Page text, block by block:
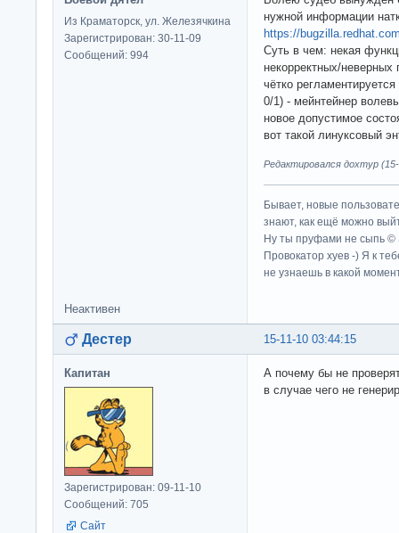
Из Краматорск, ул. Железячкина
Зарегистрирован: 30-11-09
Сообщений: 994
нужной информации
https://
Суть в чем: некая
некорректных/неверных
чётко
0/1) - мейнтейнер
новое допустимое
вот такой линуксовый
Редактировался дохтур
Бывает, новые
знают, как ещё можно
Ну ты пруфами не сыпь ©
Провокатор хуев -) Я к
не узнаешь в какой
Неактивен
15-11-10 03:44:15
Дестер
Капитан
Зарегистрирован: 09-11-10
Сообщений: 705
Сайт
А почему бы не
в случае чего не